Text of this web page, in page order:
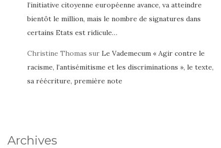
l’initiative citoyenne européenne avance, va atteindre
bientôt le million, mais le nombre de signatures dans
certains Etats est ridicule…
Christine Thomas sur Le Vademecum « Agir contre le
racisme, l’antisémitisme et les discriminations », le texte,
sa réécriture, première note
Archives